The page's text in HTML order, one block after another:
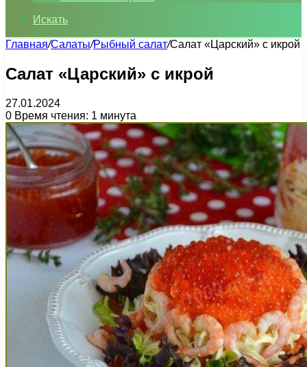
Искать
Главная/Салаты/Рыбный салат/Салат «Царский» с икрой
Салат «Царский» с икрой
27.01.2024
0 Время чтения: 1 минута